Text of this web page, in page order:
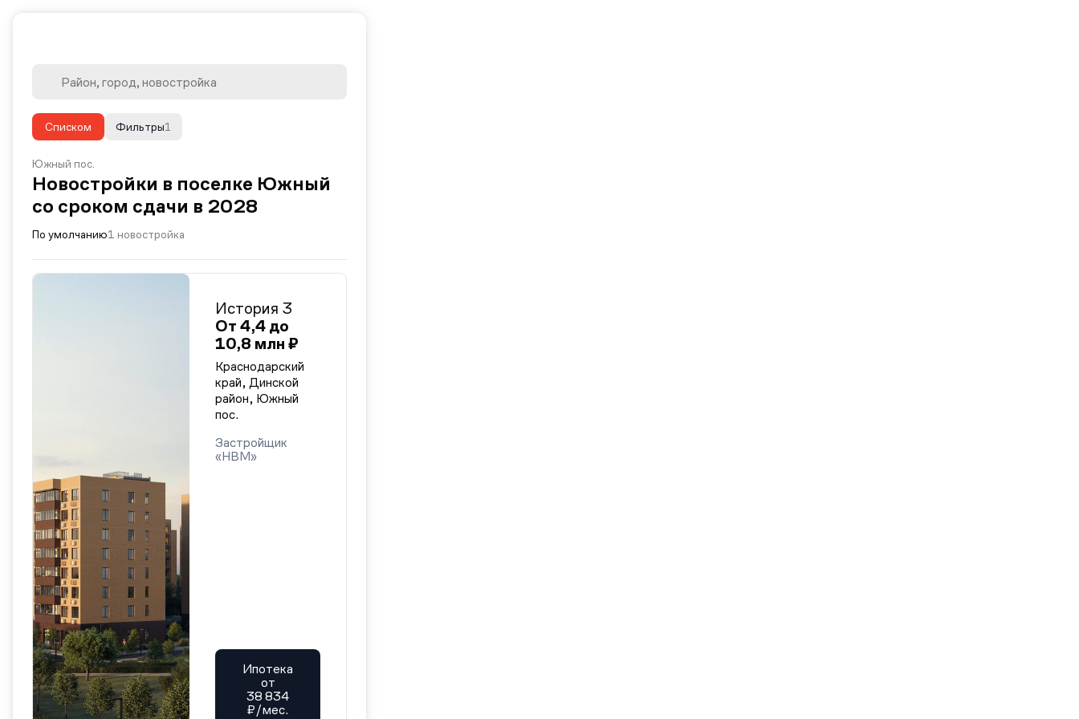
Списком 1
Фильтры
Южный пос.
Новостройки в поселке Южный
со сроком сдачи в 2028
По умолчанию1 новостройка
История 3
От 4,4 до
10,8 млн ₽
Краснодарский
край, Динской
район, Южный
пос.
Застройщик
«НВМ»
Ипотека
от
38 834
₽/мес.